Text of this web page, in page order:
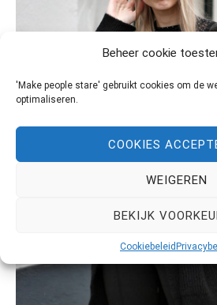
Beheer cookie
'Make people stare' gebruikt cookies om de
optimaliseren.
COOKIES
WEIGEREN
BEKIJK
Cookiebeleid